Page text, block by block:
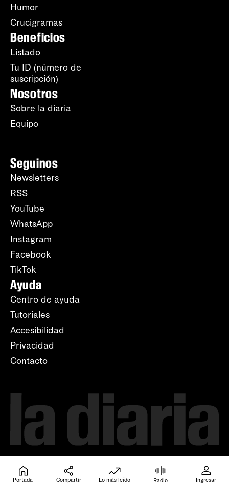
Humor
Crucigramas
Beneficios
Listado
Tu ID (número de
suscripción)
Nosotros
Sobre la diaria
Equipo
Seguinos
Newsletters
RSS
YouTube
WhatsApp
Instagram
Facebook
TikTok
Ayuda
Centro de ayuda
Tutoriales
Accesibilidad
Privacidad
Contacto
Portada Compartir Lo más leído Radio Ingresar